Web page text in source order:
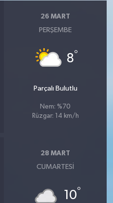
26 MART
PERŞEMBE
8°
Parçalı Bulutlu
Nem: %70
Rüzgar: 14 km/h
28 MART
CUMARTESI
10°